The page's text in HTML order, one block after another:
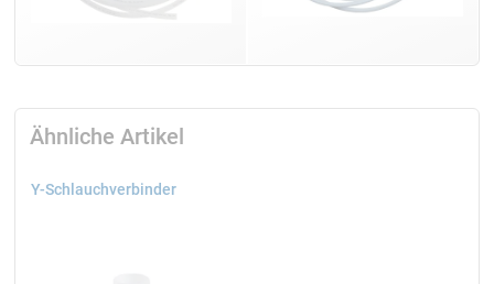
Ähnliche Artikel
Y-Schlauchverbinder